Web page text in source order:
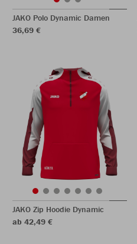
JAKO Polo Dynamic Damen
36,69 €
JAKO Zip Hoodie Dynamic
ab 42,49 €